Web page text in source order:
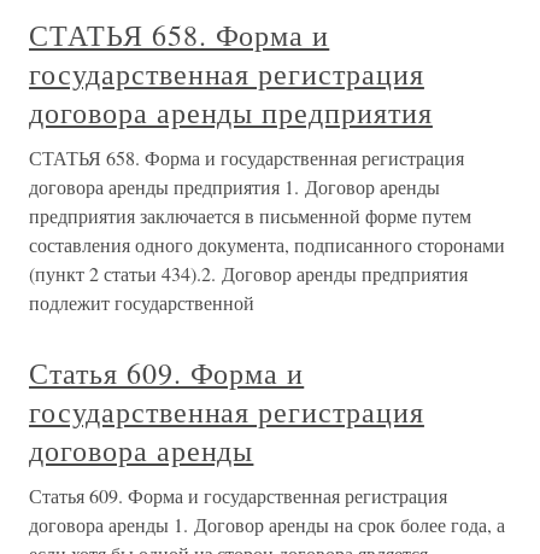
СТАТЬЯ 658. Форма и
государственная регистрация
договора аренды предприятия
СТАТЬЯ 658. Форма и государственная регистрация
договора аренды предприятия 1. Договор аренды
предприятия заключается в письменной форме путем
составления одного документа, подписанного сторонами
(пункт 2 статьи 434).2. Договор аренды предприятия
подлежит государственной
Статья 609. Форма и
государственная регистрация
договора аренды
Статья 609. Форма и государственная регистрация
договора аренды 1. Договор аренды на срок более года, а